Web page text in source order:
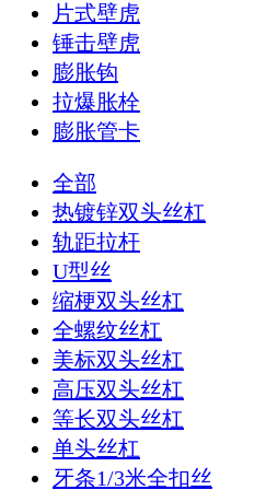
片式壁虎
锤击壁虎
膨胀钩
拉爆胀栓
膨胀管卡
全部
热镀锌双头丝杠
轨距拉杆
U型丝
缩梗双头丝杠
全螺纹丝杠
美标双头丝杠
高压双头丝杠
等长双头丝杠
单头丝杠
牙条1/3米全扣丝